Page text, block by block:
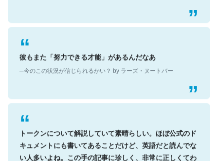
彼もまた「努力できる才能」があるんだなあ
─今のこの状況が信じられるかい？ by ラーズ・ヌートバー
トークンについて解説していて素晴らしい。ほぼ公式のド
キュメントにも書いてあることだけど、英語だと読んでな
い人多いよね。この手の記事に珍しく、非常に正しくてわ